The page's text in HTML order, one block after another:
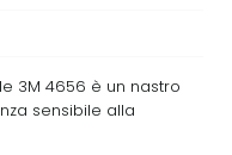
3M 4656 è un nastro
sensibile alla